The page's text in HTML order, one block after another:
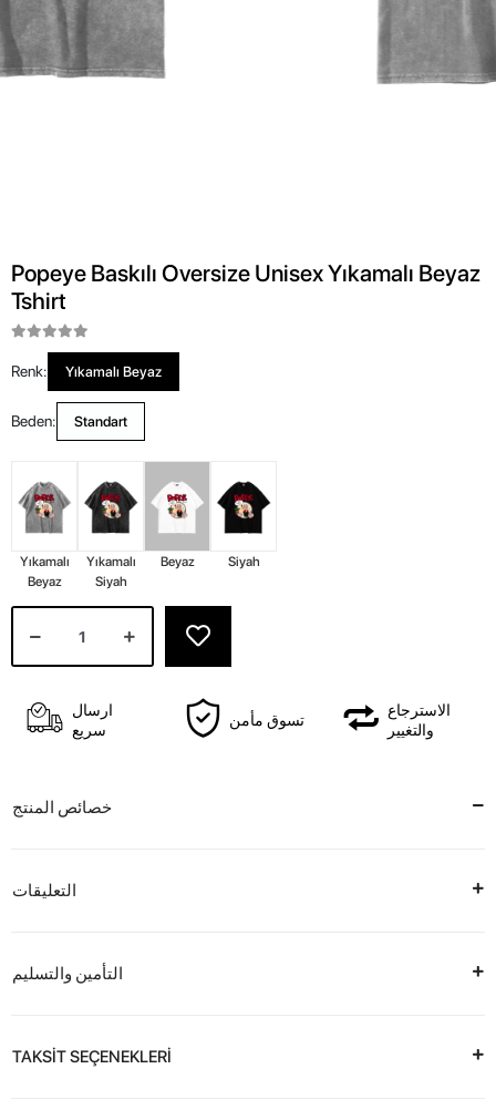
Popeye Baskılı Oversize Unisex Yıkamalı Beyaz
Tshirt
Renk: Yıkamalı Beyaz
Beden: Standart
Yıkamalı
Beyaz
Yıkamalı
Siyah
Beyaz Siyah
ارسال
سريع
تسوق مأمن
الاسترجاع
والتغيير
خصائص المنتج
التعليقات
التأمين والتسليم
TAKSİT SEÇENEKLERİ